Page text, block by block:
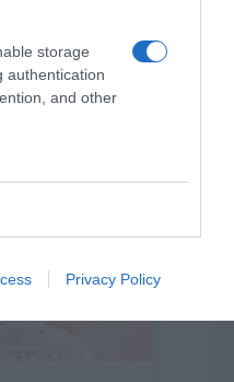
storage
authentication
and other
Privacy Policy